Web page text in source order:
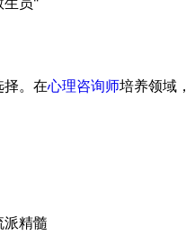
择。在心理咨询师培养领域，
精髓